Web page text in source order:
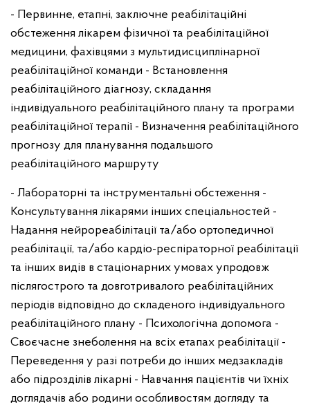
- Первинне, етапні, заключне реабілітаційні
обстеження лікарем фізичної та реабілітаційної
медицини, фахівцями з мультидисциплінарної
реабілітаційної команди - Встановлення
реабілітаційного діагнозу, складання
індивідуального реабілітаційного плану та програми
реабілітаційної терапії - Визначення реабілітаційного
прогнозу для планування подальшого
реабілітаційного маршруту
- Лабораторні та інструментальні обстеження -
Консультування лікарями інших спеціальностей -
Надання нейрореабілітації та/або ортопедичної
реабілітації, та/або кардіо-респіраторної реабілітації
та інших видів в стаціонарних умовах упродовж
післягострого та довготривалого реабілітаційних
періодів відповідно до складеного індивідуального
реабілітаційного плану - Психологічна допомога -
Своєчасне знеболення на всіх етапах реабілітації -
Переведення у разі потреби до інших медзакладів
або підрозділів лікарні - Навчання пацієнтів чи їхніх
доглядачів або родини особливостям догляду та